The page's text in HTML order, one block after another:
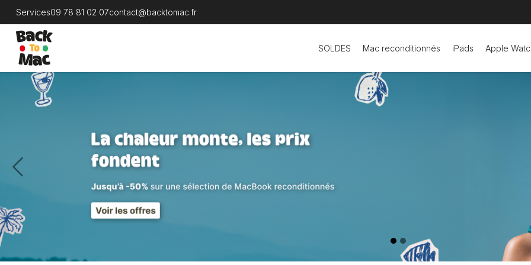
Services09 78 81 02 07contact@backtomac.fr
SOLDES Mac reconditionnés iPads Apple
Previous